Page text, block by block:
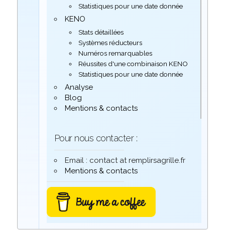
Statistiques pour une date donnée
KENO
Stats détaillées
Systèmes réducteurs
Numéros remarquables
Réussites d'une combinaison KENO
Statistiques pour une date donnée
Analyse
Blog
Mentions & contacts
Pour nous contacter :
Email : contact at remplirsagrille.fr
Mentions & contacts